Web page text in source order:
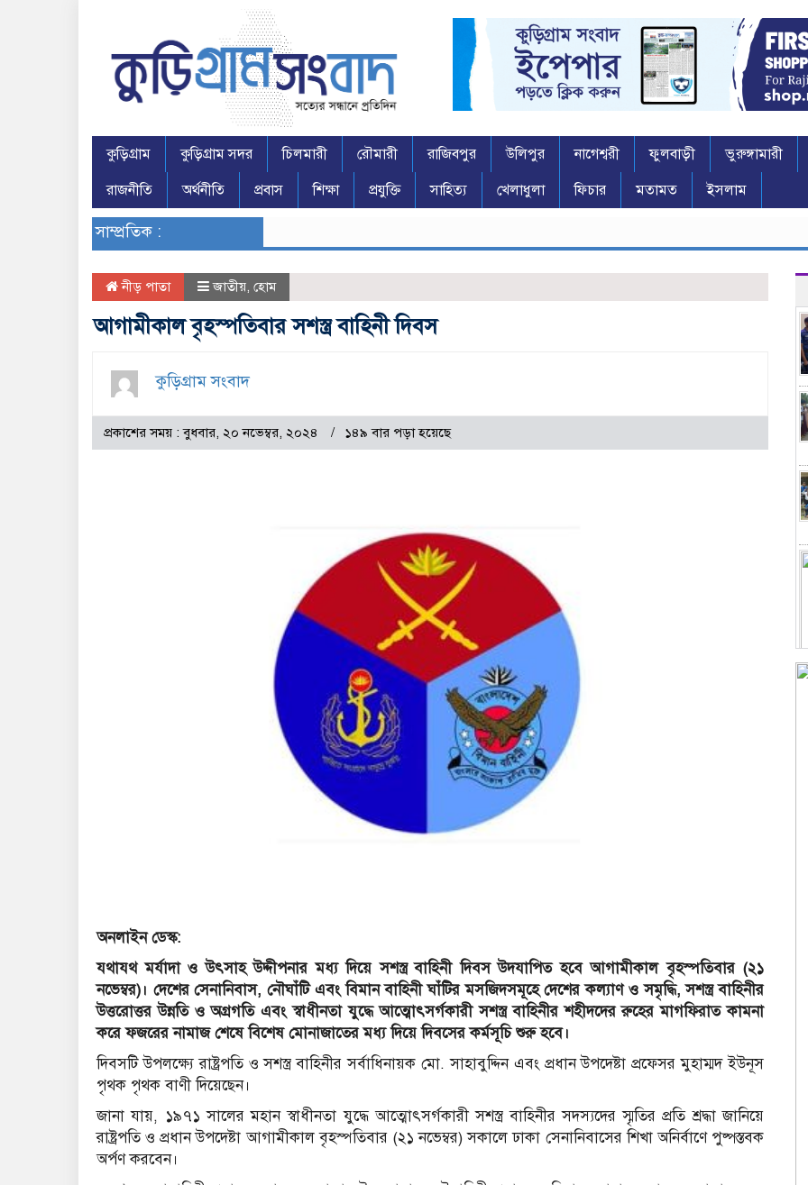
কুড়িগ্রাম কুড়িগ্রাম সদর চিলমারী রৌমারী রাজিবপুর উলিপুর নাগেশ্বরী ফুলবাড়ী ভুরুঙ্গামারী
রাজনীতি
অর্থনীতি প্রবাস শিক্ষা প্রযুক্তি সাহিত্য খেলাধুলা ফিচার মতামত ইসলাম
সাম্প্রতিক :
নীড় পাতা জাতীয়, হোম
আগামীকাল বৃহস্পতিবার সশস্ত্র বাহিনী দিবস
কুড়িগ্রাম সংবাদ
প্রকাশের সময় : বুধবার, ২০ নভেম্বর, ২০২৪ ১৪৯ বার পড়া হয়েছে
অনলাইন ডেস্ক:
যথাযথ মর্যাদা ও উৎসাহ উদ্দীপনার মধ্য দিয়ে সশস্ত্র বাহিনী দিবস উদযাপিত হবে আগামীকাল বৃহস্পতিবার (২১
নভেম্বর)। দেশের সেনানিবাস, নৌঘাঁটি এবং বিমান বাহিনী ঘাঁটির মসজিদসমূহে দেশের কল্যাণ ও সমৃদ্ধি, সশস্ত্র বাহিনীর
উত্তরোত্তর উন্নতি ও অগ্রগতি এবং স্বাধীনতা যুদ্ধে আত্মোৎসর্গকারী সশস্ত্র বাহিনীর শহীদদের রুহের মাগফিরাত কামনা
করে ফজরের নামাজ শেষে বিশেষ মোনাজাতের মধ্য দিয়ে দিবসের কর্মসূচি শুরু হবে।
দিবসটি উপলক্ষ্যে রাষ্ট্রপতি ও সশস্ত্র বাহিনীর সর্বাধিনায়ক মো. সাহাবুদ্দিন এবং প্রধান উপদেষ্টা প্রফেসর মুহাম্মদ ইউনূস
পৃথক পৃথক বাণী দিয়েছেন।
জানা যায়, ১৯৭১ সালের মহান স্বাধীনতা যুদ্ধে আত্মোৎসর্গকারী সশস্ত্র বাহিনীর সদস্যদের স্মৃতির প্রতি শ্রদ্ধা জানিয়ে
রাষ্ট্রপতি ও প্রধান উপদেষ্টা আগামীকাল বৃহস্পতিবার (২১ নভেম্বর) সকালে ঢাকা সেনানিবাসের শিখা অনির্বাণে পুষ্পস্তবক
অর্পণ করবেন।